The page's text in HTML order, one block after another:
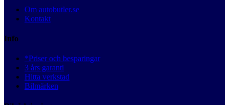
Om autobutler.se
Kontakt
Info
*Priser och besparingar
3 års garanti
Hitta verkstad
Bilmärken